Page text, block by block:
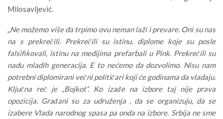
Milosavljević.
„Ne možemo više da trpimo ovu neman laži i prevare. Oni su nas
na s prekrečili. Prekrečili su istinu, diplome koje su posle
falsifikovali, istinu na medijima prefarbali u Pink. Prekrečili su
nadu mladih generacija. E to nećemo da dozvolimo. Nisu nam
potrebni diplomirani večni političari koji će godinama da vladaju.
Ključna reč je „Bojkot“. Ko izađe na izbore taj nije prava
opozicija. Građani su za udruženja , da se organizuju, da se
izabere Vlada narodnog spasa pa onda na izbore. Srbija ne sme